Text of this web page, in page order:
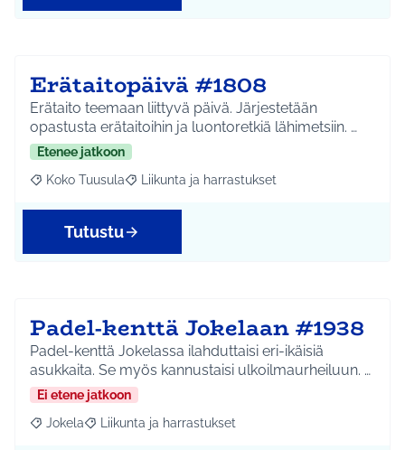
Erätaitopäivä #1808
Erätaito teemaan liittyvä päivä. Järjestetään
opastusta erätaitoihin ja luontoretkiä lähimetsiin. …
Etenee jatkoon
Rajaa tulokset aihepiirin mukaan: Koko Tuusula
Koko Tuusula Rajaa tulokset teeman mukaan: Liikunta ja
Liikunta ja harrastukset
Tutustu
Padel-kenttä Jokelaan #1938
Padel-kenttä Jokelassa ilahduttaisi eri-ikäisiä
asukkaita. Se myös kannustaisi ulkoilmaurheiluun. …
Ei etene jatkoon
Rajaa tulokset aihepiirin mukaan: Jokela
Jokela Rajaa tulokset teeman mukaan: Liikunta ja
Liikunta ja harrastukset